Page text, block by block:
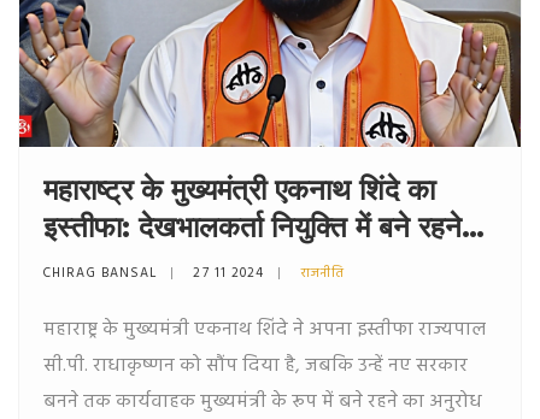
महाराष्ट्र के मुख्यमंत्री एकनाथ शिंदे का
इस्तीफा: देखभालकर्ता नियुक्ति में बने रहने
का अनुरोध
CHIRAG BANSAL 27 11 2024 राजनीति
महाराष्ट्र के मुख्यमंत्री एकनाथ शिंदे ने अपना इस्तीफा राज्यपाल
सी.पी. राधाकृष्णन को सौंप दिया है, जबकि उन्हें नए सरकार
बनने तक कार्यवाहक मुख्यमंत्री के रूप में बने रहने का अनुरोध